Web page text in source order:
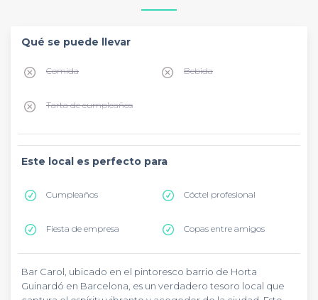
Qué se puede llevar
Comida Bebida
Tarta de cumpleaños
Este local es perfecto para
Cumpleaños Cóctel profesional
Fiesta de empresa Copas entre amigos
Bar Carol, ubicado en el pintoresco barrio de Horta
Guinardó en Barcelona, es un verdadero tesoro local que